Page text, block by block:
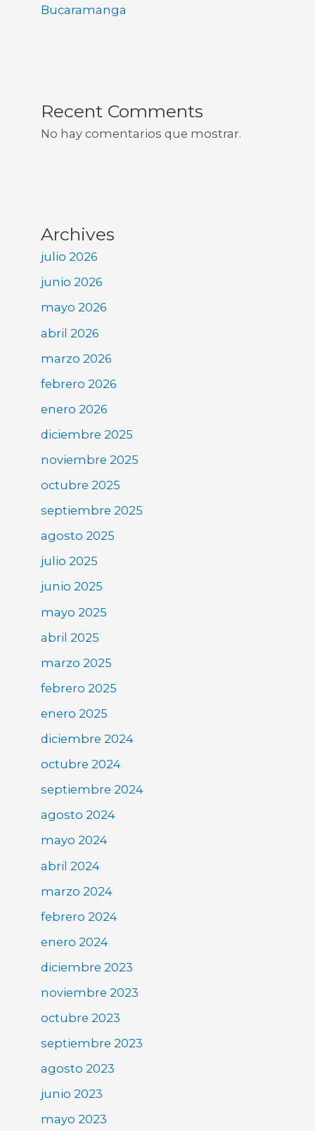
Bucaramanga
Recent Comments
No hay comentarios que mostrar.
Archives
julio 2026
junio 2026
mayo 2026
abril 2026
marzo 2026
febrero 2026
enero 2026
diciembre 2025
noviembre 2025
octubre 2025
septiembre 2025
agosto 2025
julio 2025
junio 2025
mayo 2025
abril 2025
marzo 2025
febrero 2025
enero 2025
diciembre 2024
octubre 2024
septiembre 2024
agosto 2024
mayo 2024
abril 2024
marzo 2024
febrero 2024
enero 2024
diciembre 2023
noviembre 2023
octubre 2023
septiembre 2023
agosto 2023
junio 2023
mayo 2023